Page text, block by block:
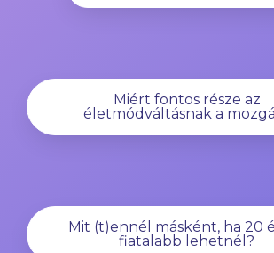
Miért fontos része az
életmódváltásnak a
Mit (t)ennél másként, ha 20
fiatalabb lehetnél?